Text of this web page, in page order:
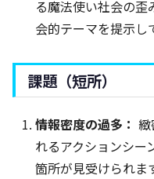
る魔法使い社会の
会的テーマを提示し
課題（短所）
情報密度の過多：
れるアクションシー
箇所が見受けられま